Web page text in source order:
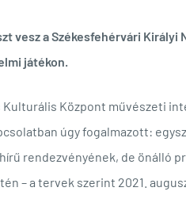
vesz a Székesfehérvári Királyi
játékon.
Központ művészeti
úgy fogalmazott:
rendezvényének, de önálló
– a tervek szerint 2021.